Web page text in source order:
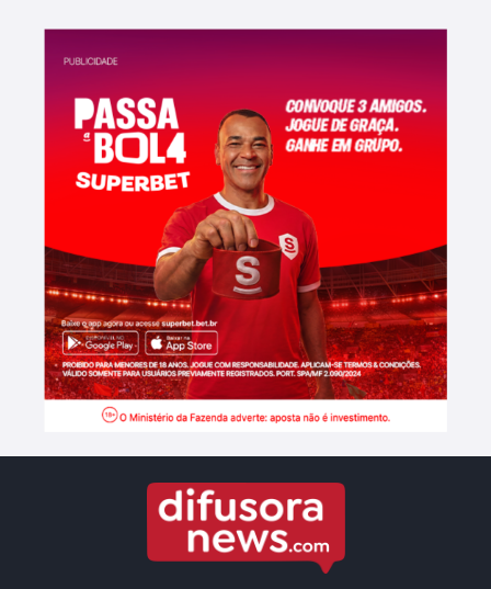
em espécie na Prefeitura